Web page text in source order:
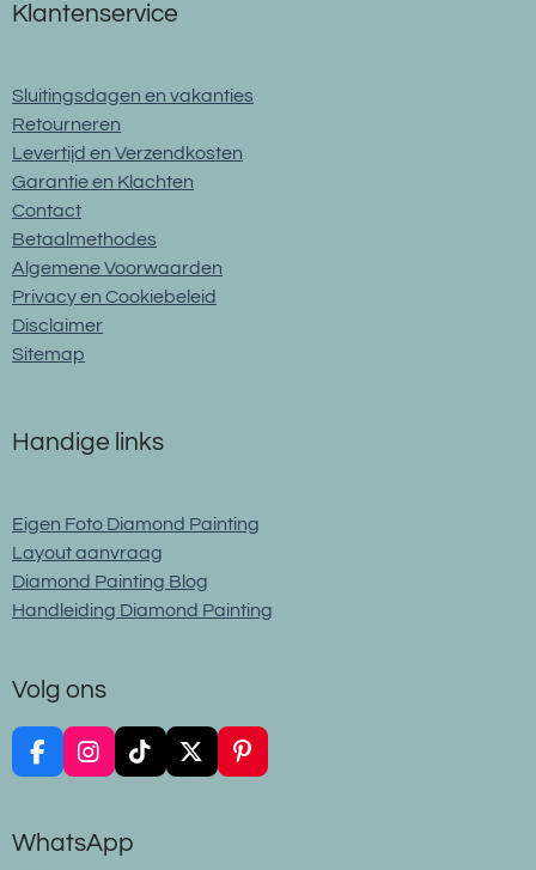
Klantenservice
Sluitingsdagen en vakanties
Retourneren
Levertijd en Verzendkosten
Garantie en Klachten
Contact
Betaalmethodes
Algemene Voorwaarden
Privacy en Cookiebeleid
Disclaimer
Sitemap
Handige links
Eigen Foto Diamond Painting
Layout aanvraag
Diamond Painting Blog
Handleiding Diamond Painting
Volg ons
F
a
e
b
I
n
a
T
i
X
P
i
WhatsApp